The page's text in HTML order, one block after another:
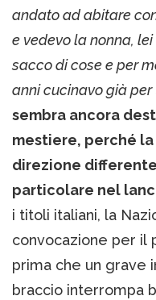
andato ad abitare
e vedevo la nonna,
sacco di cose e per
anni cucinavo già per
sembra ancora
mestiere, perché
direzione
particolare nel
i titoli italiani, la
convocazione per il
prima che un grave
braccio interrompa